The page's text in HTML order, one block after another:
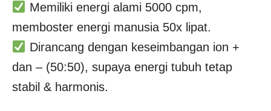
Memiliki energi alami 5000 cpm,
memboster energi manusia 50x lipat.
Dirancang dengan keseimbangan ion +
dan – (50:50), supaya energi tubuh tetap
stabil & harmonis.